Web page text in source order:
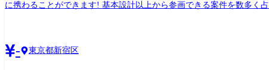
に携わることができます! 基本設計以上から参画できる案件を数多く占めていおり、上流工程に挑戦しながらキャリアを築いていくことが可能です。 ●転職サイト開発(言
- 東京都新宿区